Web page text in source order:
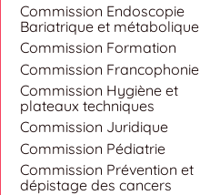
Commission Endoscopie
Bariatrique et métabolique
Commission Formation
Commission Francophonie
Commission Hygiène et
plateaux techniques
Commission Juridique
Commission Pédiatrie
Commission Prévention et
dépistage des cancers